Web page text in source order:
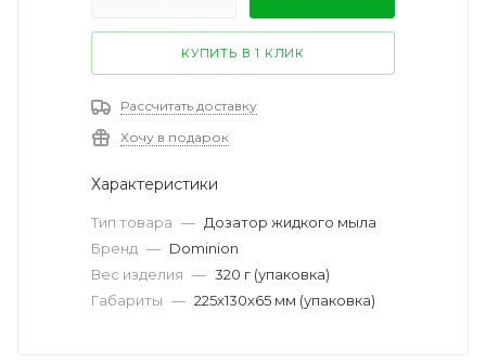
КУПИТЬ В 1 КЛИК
Рассчитать доставку
Хочу в подарок
Характеристики
Тип товара — Дозатор жидкого мыла
Бренд — Dominion
Вес изделия — 320 г (упаковка)
Габариты — 225х130х65 мм (упаковка)